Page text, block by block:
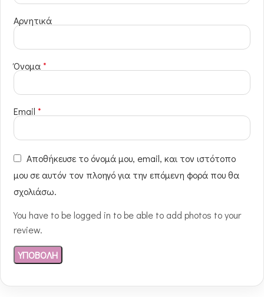
Αρνητικά
Όνομα*
Email *
Αποθήκευσε το όνομά μου, email, και τον ιστότοπο
μου σε αυτόν τον πλοηγό για την επόμενη φορά που θα
σχολιάσω.
You have to be logged in to be able to add photos to your
review.